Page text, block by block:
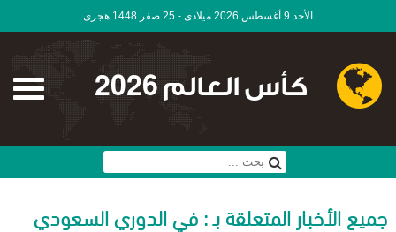
الأحد 9 أغسطس 2026 ميلادى - 25 صفر 1448 هجرى
كأس العالم 2026
جميع الأخبار المتعلقة بـ : في الدوري السعودي